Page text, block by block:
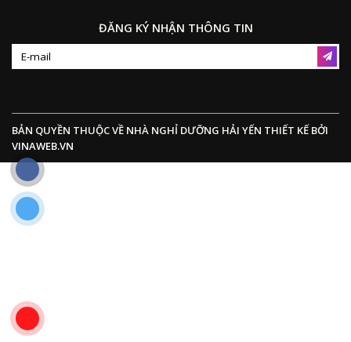
ĐĂNG KÝ NHẬN THÔNG TIN
BẢN QUYỀN THUỘC VỀ NHÀ NGHỈ DƯỠNG HẢI YẾN THIẾT KẾ BỞI
VINAWEB.VN